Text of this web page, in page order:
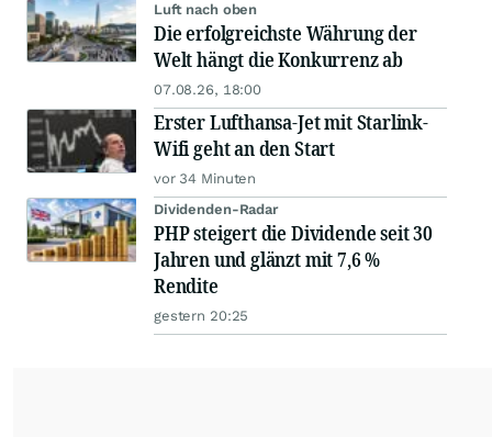
Luft nach oben
Die erfolgreichste Währung der
Welt hängt die Konkurrenz ab
07.08.26, 18:00
Erster Lufthansa-Jet mit Starlink-
Wifi geht an den Start
vor 34 Minuten
Dividenden-Radar
PHP steigert die Dividende seit 30
Jahren und glänzt mit 7,6 %
Rendite
gestern 20:25